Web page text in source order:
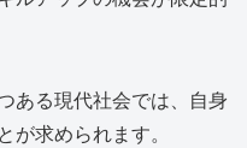
ある現代社会では、自身
求められます。